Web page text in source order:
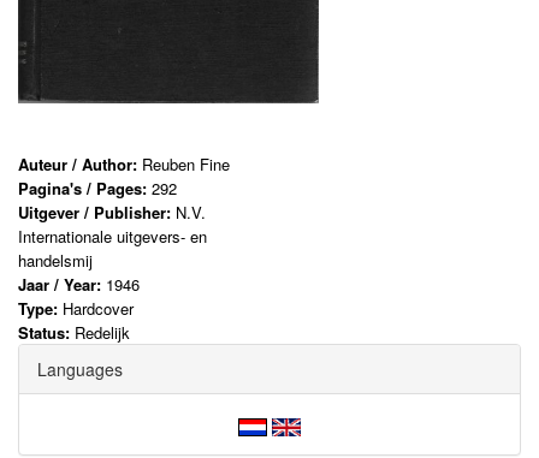
Auteur / Author: Reuben Fine
Pagina's / Pages: 292
Uitgever / Publisher: N.V.
Internationale uitgevers- en
handelsmij
Jaar / Year: 1946
Type: Hardcover
Status: Redelijk
Languages